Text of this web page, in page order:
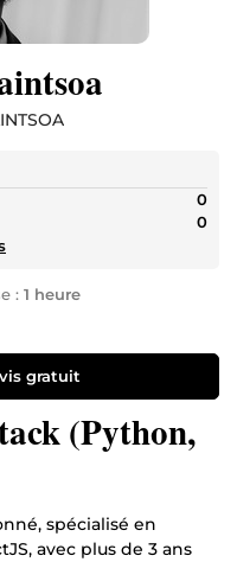
0
0
: 1 heure
gratuit
(Python,
spécialisé en
avec plus de 3 ans